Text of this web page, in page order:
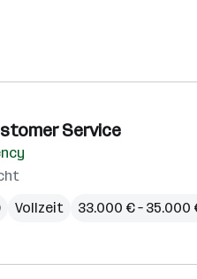
Service
Vollzeit 33.000 € – 35.000